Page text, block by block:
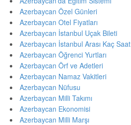
Azerbaycan Özel Günleri
Azerbaycan Otel Fiyatları
Azerbaycan İstanbul Uçak Bileti
Azerbaycan İstanbul Arası Kaç Saat
Azerbaycan Öğrenci Yurtları
Azerbaycan Örf ve Adetleri
Azerbaycan Namaz Vakitleri
Azerbaycan Nüfusu
Azerbaycan Milli Takımı
Azerbaycan Ekonomisi
Azerbaycan Milli Marşı